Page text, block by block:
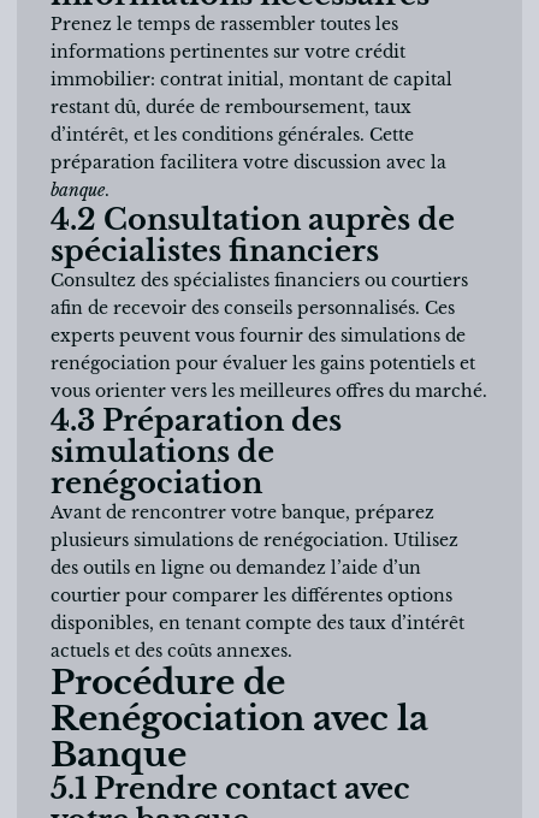
Prenez le temps de rassembler toutes les
informations pertinentes sur votre crédit
immobilier: contrat initial, montant de capital
restant dû, durée de remboursement, taux
d’intérêt, et les conditions générales. Cette
préparation facilitera votre discussion avec la
banque.
4.2 Consultation auprès de
spécialistes financiers
Consultez des spécialistes financiers ou courtiers
afin de recevoir des conseils personnalisés. Ces
experts peuvent vous fournir des simulations de
renégociation pour évaluer les gains potentiels et
vous orienter vers les meilleures offres du marché.
4.3 Préparation des
simulations de
renégociation
Avant de rencontrer votre banque, préparez
plusieurs simulations de renégociation. Utilisez
des outils en ligne ou demandez l’aide d’un
courtier pour comparer les différentes options
disponibles, en tenant compte des taux d’intérêt
actuels et des coûts annexes.
Procédure de
Renégociation avec la
Banque
5.1 Prendre contact avec